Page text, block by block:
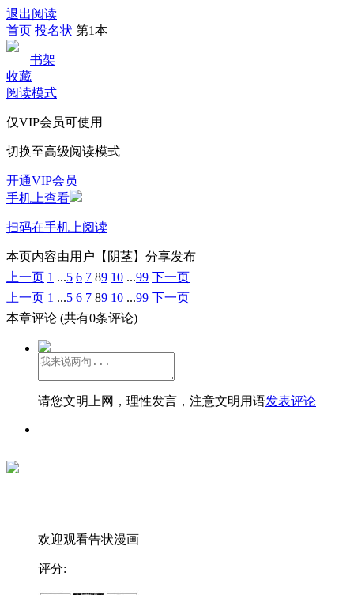
退出阅读
首页 投名状 第1本
书架
收藏
阅读模式
仅VIP会员可使用
切换至高级阅读模式
开通VIP会员
手机上查看
扫码在手机上阅读
本页内容由用户【阴茎】分享发布
上一页 1 ...5 6 7 89 10 ...99 下一页
上一页 1 ...5 6 7 89 10 ...99 下一页
本章评论 (共有0条评论)
请您文明上网，理性发言，注意文明用语发表评论
欢迎观看告状漫画
评分: